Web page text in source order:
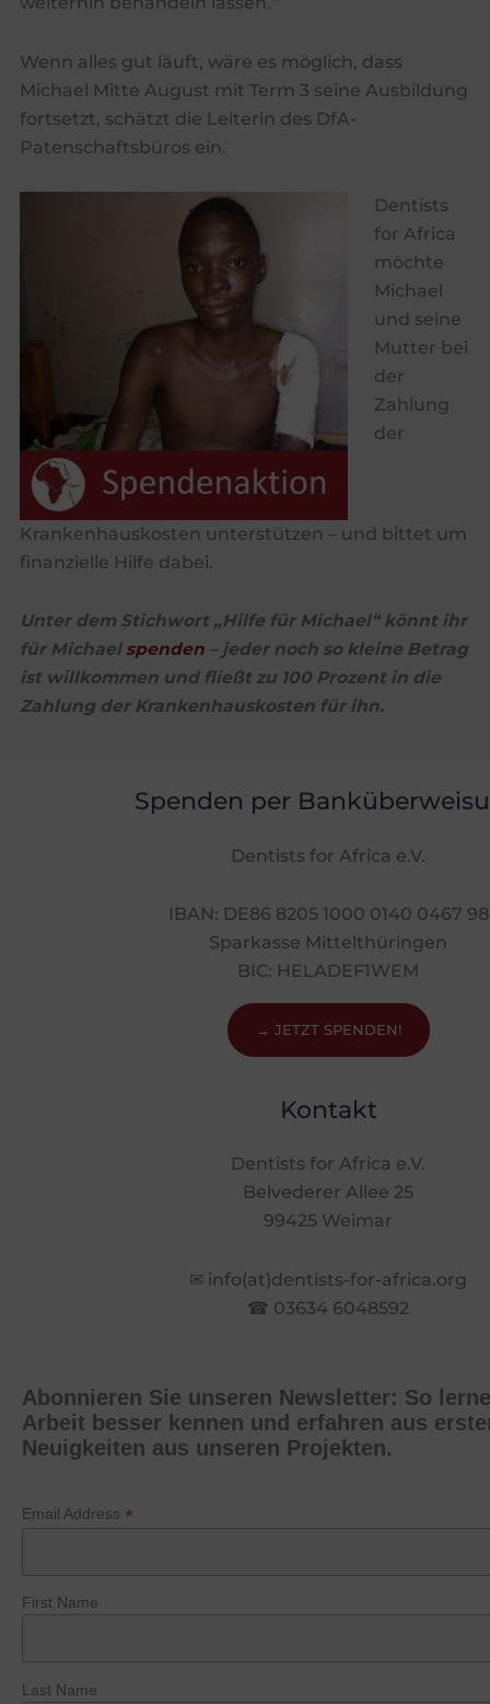
Wenn alles gut läuft, wäre es möglich, dass
Michael Mitte August mit Term 3 seine Ausbildung
fortsetzt, schätzt die Leiterin des DfA-
Patenschaftsbüros ein.
Dentists
for Africa
möchte
Michael
und seine
Mutter bei
der
Zahlung
der
Krankenhauskosten unterstützen – und bittet um
finanzielle Hilfe dabei.
Unter dem Stichwort „Hilfe für Michael“ könnt ihr
für Michael spenden – jeder noch so kleine Betrag
ist willkommen und fließt zu 100 Prozent in die
Zahlung der Krankenhauskosten für ihn.
Spenden per
Dentists for Africa e.V.
IBAN: DE86 8205 1000 0140 0467 98
Sparkasse Mittelthüringen
BIC: HELADEF1WEM
→ JETZT SPENDEN!
Kontakt
Dentists for Africa e.V.
Belvederer Allee 25
99425 Weimar
✉ info(at)dentists-for-africa.org
☎ 03634 6048592
Abonnieren Sie unseren Newsletter: So
Arbeit besser kennen und erfahren aus
Neuigkeiten aus unseren Projekten.
Email Address *
First Name
Last Name